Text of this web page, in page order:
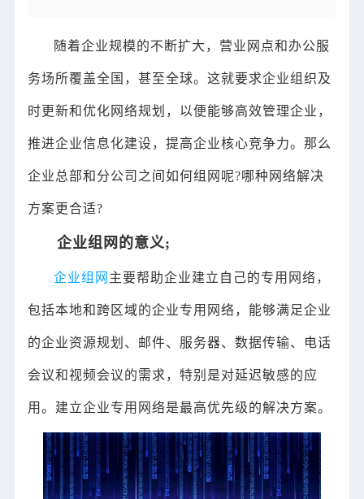
随着企业规模的不断扩大，营业网点和办公服
务场所覆盖全国，甚至全球。这就要求企业组织及
时更新和优化网络规划，以便能够高效管理企业，
推进企业信息化建设，提高企业核心竞争力。那么
企业总部和分公司之间如何组网呢?哪种网络解决
方案更合适?
企业组网的意义;
企业组网 主要帮助企业建立自己的专用网络，
包括本地和跨区域的企业专用网络，能够满足企业
的企业资源规划、邮件、服务器、数据传输、电话
会议和视频会议的需求，特别是对延迟敏感的应
用。建立企业专用网络是最高优先级的解决方案。